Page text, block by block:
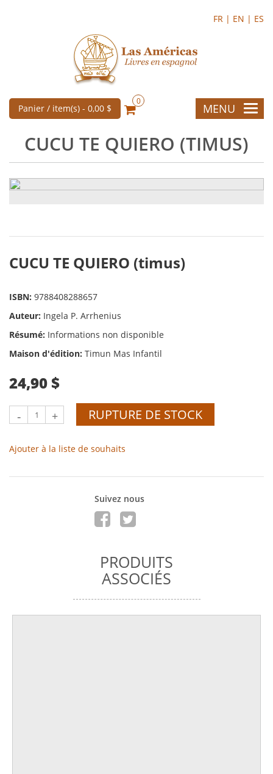
FR | EN | ES
Panier / item(s) - 0,00 $
0
MENU
CUCU TE QUIERO (TIMUS)
CUCU TE QUIERO (timus)
ISBN: 9788408288657
Auteur: Ingela P. Arrhenius
Résumé: Informations non disponible
Maison d'édition: Timun Mas Infantil
24,90 $
- + RUPTURE DE STOCK
Ajouter à la liste de souhaits
Suivez nous
PRODUITS
ASSOCIÉS